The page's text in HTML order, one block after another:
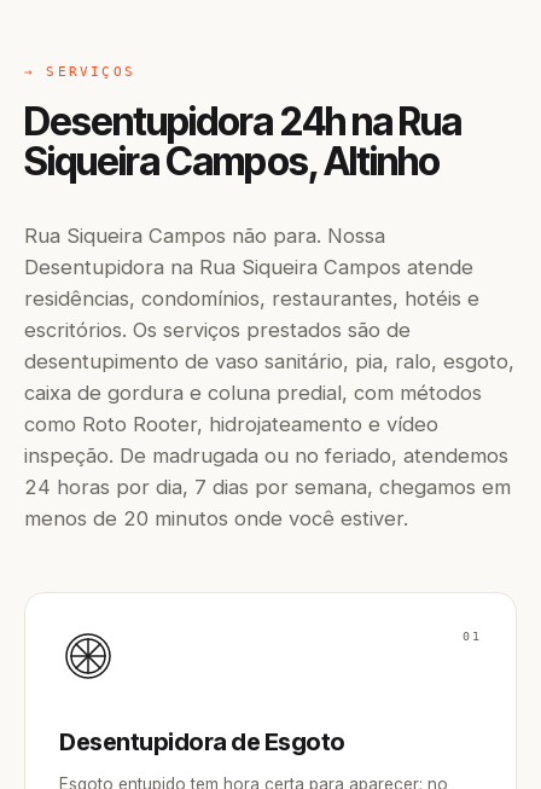
→ SERVIÇOS
Desentupidora 24h na Rua
Siqueira Campos, Altinho
Rua Siqueira Campos não para. Nossa
Desentupidora na Rua Siqueira Campos atende
residências, condomínios, restaurantes, hotéis e
escritórios. Os serviços prestados são de
desentupimento de vaso sanitário, pia, ralo, esgoto,
caixa de gordura e coluna predial, com métodos
como Roto Rooter, hidrojateamento e vídeo
inspeção. De madrugada ou no feriado, atendemos
24 horas por dia, 7 dias por semana, chegamos em
menos de 20 minutos onde você estiver.
01
Desentupidora de Esgoto
Esgoto entupido tem hora certa para aparecer: no